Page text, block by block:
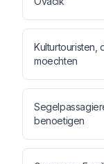
Kulturtouristen,
moechten
benoetigen